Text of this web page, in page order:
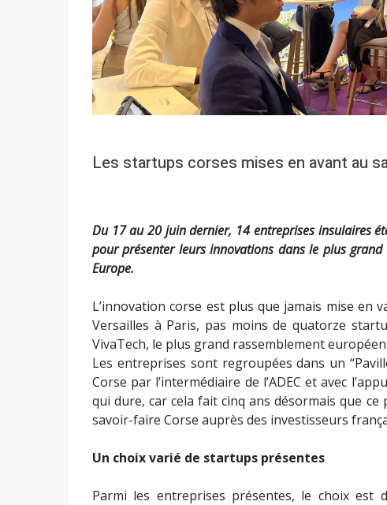
Les startups corses mises en avant au
Du 17 au 20 juin dernier, 14 entreprises insulaires
pour présenter leurs innovations dans le plus
Europe.
L’innovation corse est plus que jamais mise en
Versailles à Paris, pas moins de quatorze
VivaTech, le plus grand rassemblement
Les entreprises sont regroupées dans un
Corse par l’intermédiaire de l’ADEC et avec
qui dure, car cela fait cinq ans désormais que
savoir-faire Corse auprès des investisseurs
Un choix varié de startups présentes
Parmi les entreprises présentes, le choix est